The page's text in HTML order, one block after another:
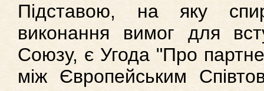
Підставою, на яку
виконання вимог для
Союзу, є Угода "Про
між Європейським